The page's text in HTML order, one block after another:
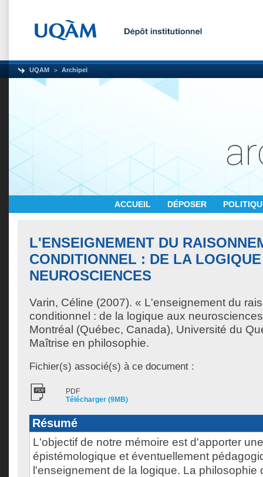
UQAM Archipel
ACCUEIL DÉPOSER
L'ENSEIGNEMENT DU
CONDITIONNEL : DE LA
NEUROSCIENCES
Varin, Céline (2007). « L'enseignement du
conditionnel : de la logique aux
Montréal (Québec, Canada), Université du
Maîtrise en philosophie.
Fichier(s) associé(s) à ce document :
PDF
Télécharger (9MB)
Résumé
L'objectif de notre mémoire est d'apporter
épistémologique et éventuellement
l'enseignement de la logique. La philosophie